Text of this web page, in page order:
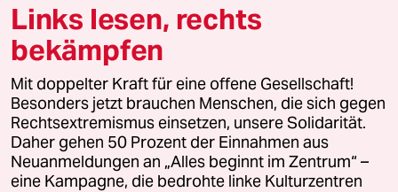
Direkte Züge von München zum Skigebiet gibt
es jedoch trotz passender Haltestelle in
Hopfgarten nicht, und die Nahverkehrszüge in
Deutschland enden schon in Kufstein, bevor
man nochmal in Wörgl umsteigen muss. Die
Mitfahrt im Eurocity ist schneller und hat, wenn
pünktlich, einen passablen Anschluss.
Jedenfalls zahlt man rund 70 Euro pro Person
für die Bahnfahrt (hin und zurück zusammen),
Links lesen, rechts
bekämpfen
Mit doppelter Kraft für eine offene Gesellschaft!
Besonders jetzt brauchen Menschen, die sich gegen
Rechtsextremismus einsetzen, unsere Solidarität.
Daher gehen 50 Prozent der Einnahmen aus
Neuanmeldungen an „Alles beginnt im Zentrum“ –
eine Kampagne, die bedrohte linke Kulturzentren